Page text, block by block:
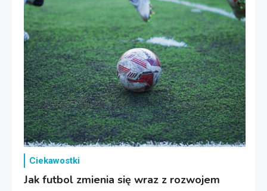
Ciekawostki
Jak futbol zmienia się wraz z rozwojem